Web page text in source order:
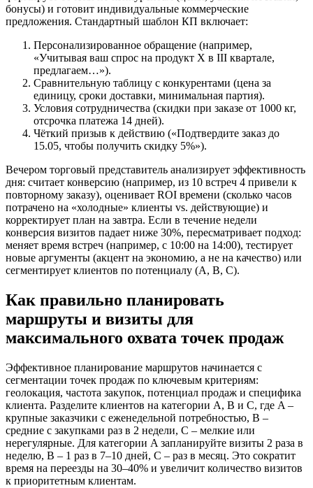
бонусы) и готовит индивидуальные коммерческие
предложения. Стандартный шаблон КП включает:
Персонализированное обращение (например,
«Учитывая ваш спрос на продукт X в III квартале,
предлагаем…»).
Сравнительную таблицу с конкурентами (цена за
единицу, сроки доставки, минимальная партия).
Условия сотрудничества (скидки при заказе от 1000 кг,
отсрочка платежа 14 дней).
Чёткий призыв к действию («Подтвердите заказ до
15.05, чтобы получить скидку 5%»).
Вечером торговый представитель анализирует эффективность
дня: считает конверсию (например, из 10 встреч 4 привели к
повторному заказу), оценивает ROI времени (сколько часов
потрачено на «холодные» клиенты vs. действующие) и
корректирует план на завтра. Если в течение недели
конверсия визитов падает ниже 30%, пересматривает подход:
меняет время встреч (например, с 10:00 на 14:00), тестирует
новые аргументы (акцент на экономию, а не на качество) или
сегментирует клиентов по потенциалу (A, B, C).
Как правильно планировать
маршруты и визиты для
максимального охвата точек продаж
Эффективное планирование маршрутов начинается с
сегментации точек продаж по ключевым критериям:
геолокация, частота закупок, потенциал продаж и специфика
клиента. Разделите клиентов на категории A, B и C, где A –
крупные заказчики с еженедельной потребностью, B –
средние с закупками раз в 2 недели, C – мелкие или
нерегулярные. Для категории A запланируйте визиты 2 раза в
неделю, B – 1 раз в 7–10 дней, C – раз в месяц. Это сократит
время на переезды на 30–40% и увеличит количество визитов
к приоритетным клиентам.